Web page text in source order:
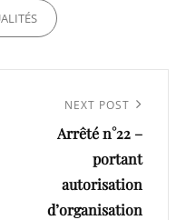
NEXT POST
Arrêté n°22 –
portant
autorisation
d’organisation